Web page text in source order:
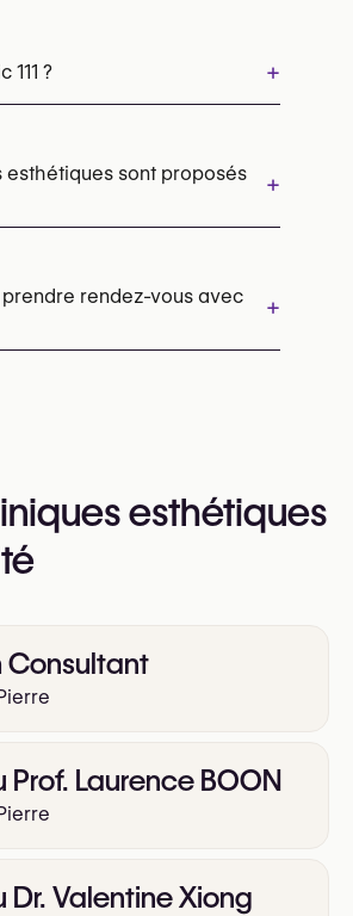
111 ? +
esthétiques sont proposés
+
Traitement de la rosacée et des rougeurs
rendez-vous avec
+
esthétiques
Consultant
Laurence BOON
Valentine Xiong